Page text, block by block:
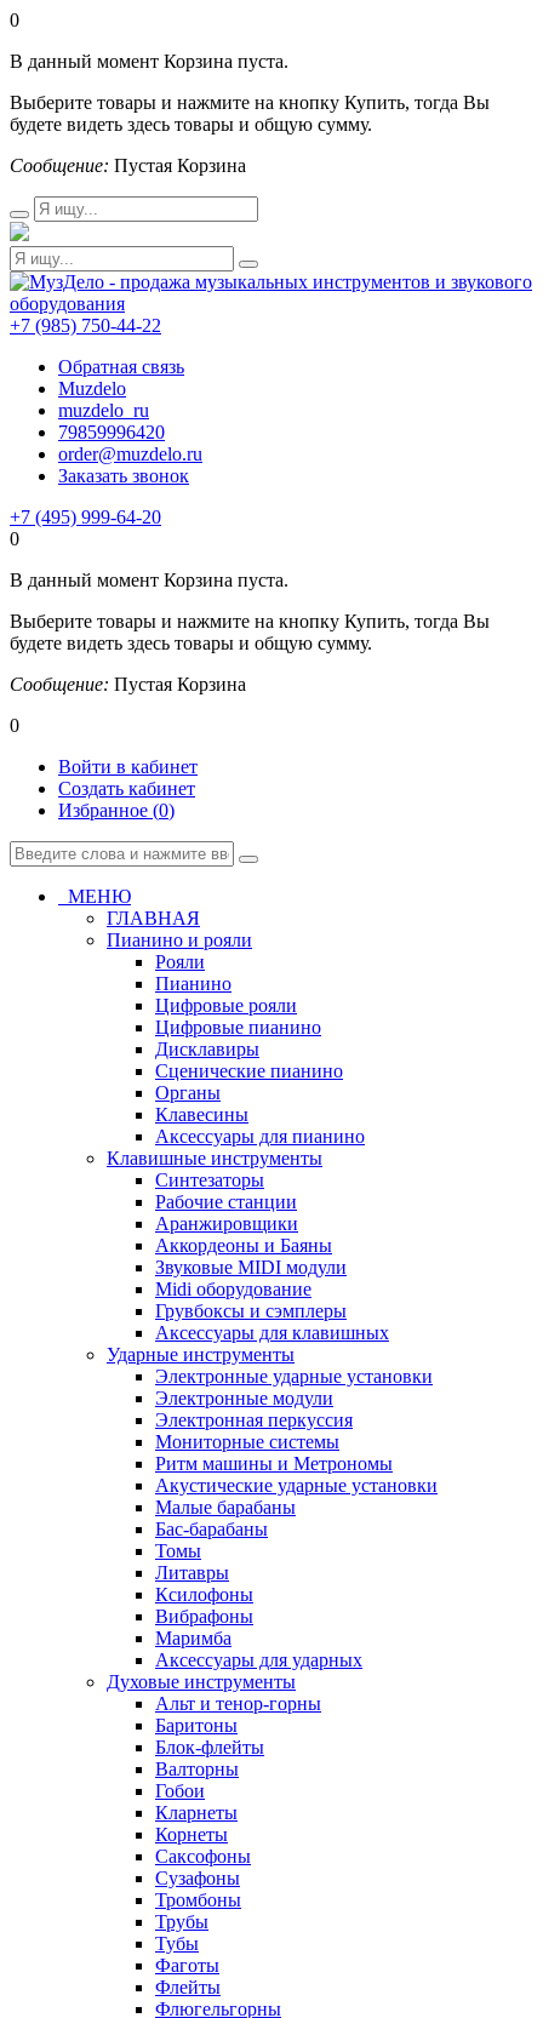
0
В данный момент Корзина пуста.
Выберите товары и нажмите на кнопку Купить, тогда Вы
будете видеть здесь товары и общую сумму.
Сообщение: Пустая Корзина
+7 (985) 750-44-22
Обратная связь
Muzdelo
muzdelo_ru
79859996420
order@muzdelo.ru
Заказать звонок
+7 (495) 999-64-20
0
В данный момент Корзина пуста.
Выберите товары и нажмите на кнопку Купить, тогда Вы
будете видеть здесь товары и общую сумму.
Сообщение: Пустая Корзина
0
Войти в кабинет
Создать кабинет
Избранное (0)
МЕНЮ
ГЛАВНАЯ
Пианино и рояли
Рояли
Пианино
Цифровые рояли
Цифровые пианино
Дисклавиры
Сценические пианино
Органы
Клавесины
Аксессуары для пианино
Клавишные инструменты
Синтезаторы
Рабочие станции
Аранжировщики
Аккордеоны и Баяны
Звуковые MIDI модули
Midi оборудование
Грувбоксы и сэмплеры
Аксессуары для клавишных
Ударные инструменты
Электронные ударные установки
Электронные модули
Электронная перкуссия
Мониторные системы
Ритм машины и Метрономы
Акустические ударные установки
Малые барабаны
Бас-барабаны
Томы
Литавры
Ксилофоны
Вибрафоны
Маримба
Аксессуары для ударных
Духовые инструменты
Альт и тенор-горны
Баритоны
Блок-флейты
Валторны
Гобои
Кларнеты
Корнеты
Саксофоны
Сузафоны
Тромбоны
Трубы
Тубы
Фаготы
Флейты
Флюгельгорны